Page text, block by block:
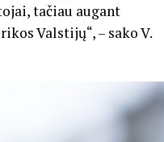
tačiau augant
Valstijų“, – sako V.